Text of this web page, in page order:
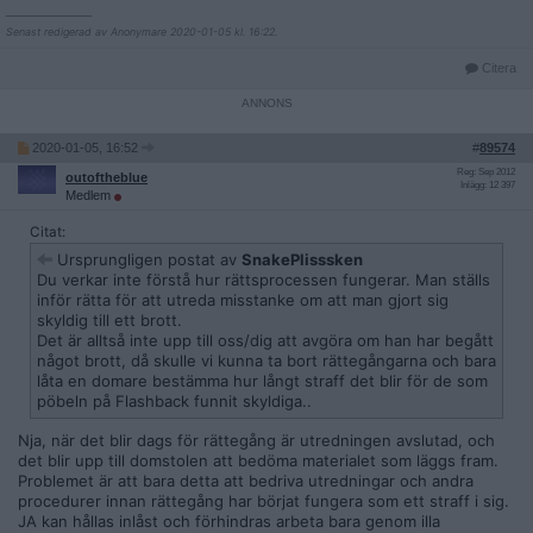
Senast redigerad av Anonymare 2020-01-05 kl. 16:22.
Citera
2020-01-05, 16:52 #89574
outoftheblue
Medlem
Reg: Sep 2012
Inlägg: 12 397
Citat:
Ursprungligen postat av SnakePlisssken
Du verkar inte förstå hur rättsprocessen fungerar. Man ställs
inför rätta för att utreda misstanke om att man gjort sig
skyldig till ett brott.
Det är alltså inte upp till oss/dig att avgöra om han har begått
något brott, då skulle vi kunna ta bort rättegångarna och bara
låta en domare bestämma hur långt straff det blir för de som
pöbeln på Flashback funnit skyldiga..
Nja, när det blir dags för rättegång är utredningen avslutad, och
det blir upp till domstolen att bedöma materialet som läggs fram.
Problemet är att bara detta att bedriva utredningar och andra
procedurer innan rättegång har börjat fungera som ett straff i sig.
JA kan hållas inlåst och förhindras arbeta bara genom illa